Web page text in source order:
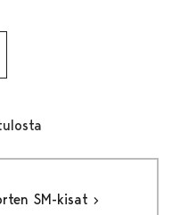
SM-kisat